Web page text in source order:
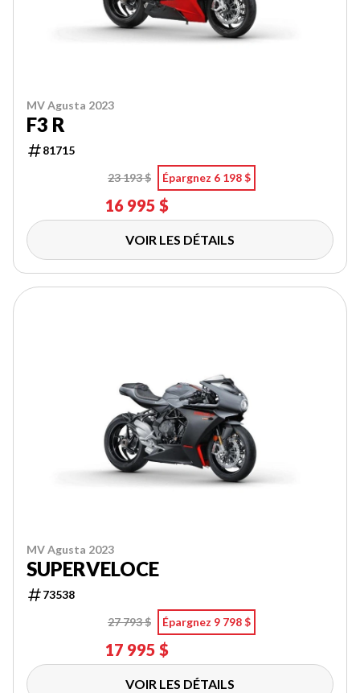
MV Agusta 2023
F3 R
81715
23 193 $
Épargnez 6 198 $
16 995 $
VOIR LES DÉTAILS
MV Agusta 2023
SUPERVELOCE
73538
27 793 $
Épargnez 9 798 $
17 995 $
VOIR LES DÉTAILS